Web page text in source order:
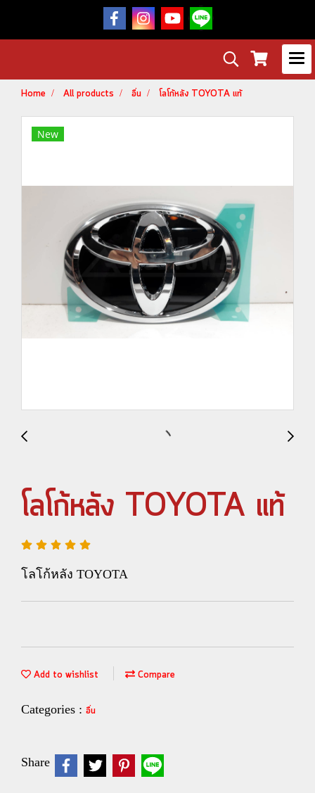
Home All products อื่น โลโก้หลัง TOYOTA แท้
New
โลโก้หลัง TOYOTA แท้
โลโก้หลัง TOYOTA
Add to wishlist Compare
Categories : อื่น
Share